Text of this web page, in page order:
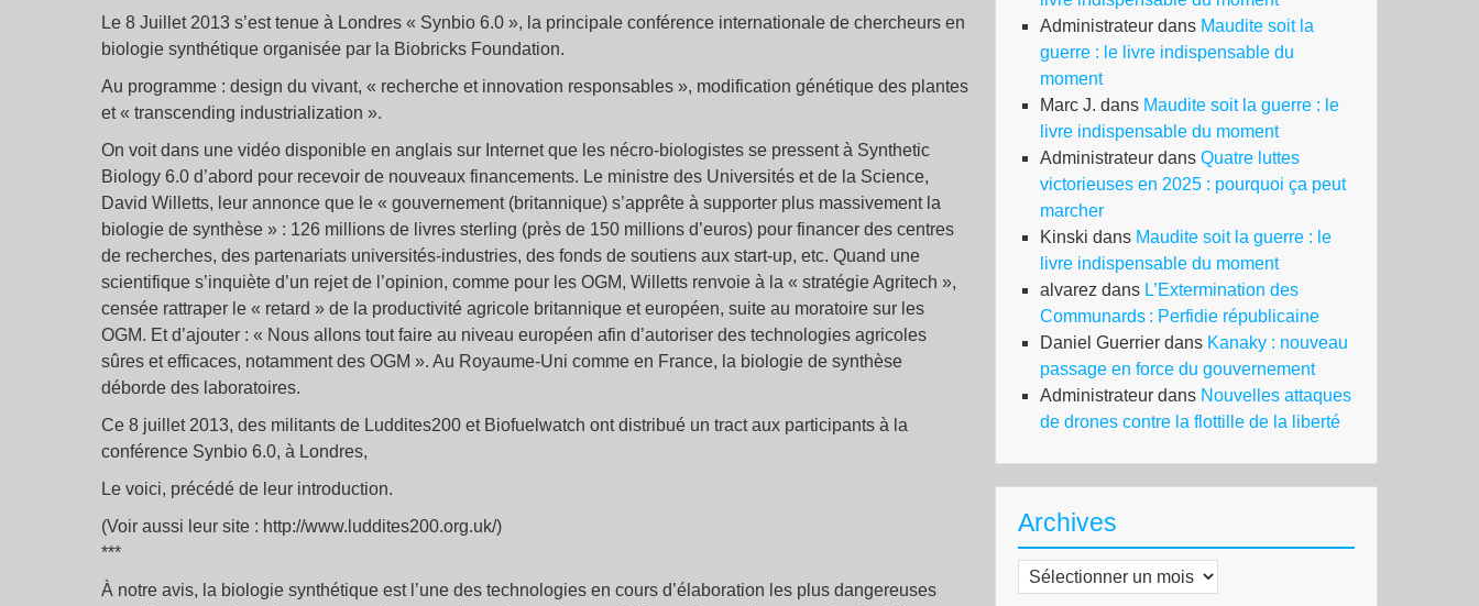
Le 8 Juillet 2013 s’est tenue à Londres « Synbio 6.0 », la principale conférence internationale de chercheurs en
biologie synthétique organisée par la Biobricks Foundation.
Au programme : design du vivant, « recherche et innovation responsables », modification génétique des plantes
et « transcending industrialization ».
On voit dans une vidéo disponible en anglais sur Internet que les nécro-biologistes se pressent à Synthetic
Biology 6.0 d’abord pour recevoir de nouveaux financements. Le ministre des Universités et de la Science,
David Willetts, leur annonce que le « gouvernement (britannique) s’apprête à supporter plus massivement la
biologie de synthèse » : 126 millions de livres sterling (près de 150 millions d’euros) pour financer des centres
de recherches, des partenariats universités-industries, des fonds de soutiens aux start-up, etc. Quand une
scientifique s’inquiète d’un rejet de l’opinion, comme pour les OGM, Willetts renvoie à la « stratégie Agritech »,
censée rattraper le « retard » de la productivité agricole britannique et européen, suite au moratoire sur les
OGM. Et d’ajouter : « Nous allons tout faire au niveau européen afin d’autoriser des technologies agricoles
sûres et efficaces, notamment des OGM ». Au Royaume-Uni comme en France, la biologie de synthèse
déborde des laboratoires.
Ce 8 juillet 2013, des militants de Luddites200 et Biofuelwatch ont distribué un tract aux participants à la
conférence Synbio 6.0, à Londres,
Le voici, précédé de leur introduction.
(Voir aussi leur site : http://www.luddites200.org.uk/)
***
À notre avis, la biologie synthétique est l’une des technologies en cours d’élaboration les plus dangereuses
Administrateur dans Maudite soit la
guerre : le livre indispensable du
moment
Marc J. dans Maudite soit la guerre : le
livre indispensable du moment
Administrateur dans Quatre luttes
victorieuses en 2025 : pourquoi ça peut
marcher
Kinski dans Maudite soit la guerre : le
livre indispensable du moment
alvarez dans L’Extermination des
Communards : Perfidie républicaine
Daniel Guerrier dans Kanaky : nouveau
passage en force du gouvernement
Administrateur dans Nouvelles attaques
de drones contre la flottille de la liberté
Archives
Archives